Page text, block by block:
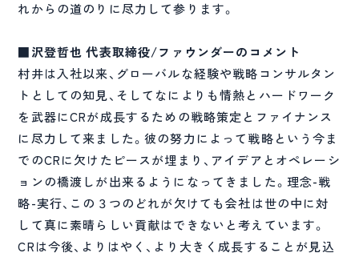
れからの道のりに尽力して参ります。
■沢登哲也 代表取締役/ファウンダーのコメント
村井は入社以来、グローバルな経験や戦略コンサルタン
トとしての知見、そしてなによりも情熱とハードワーク
を武器にCRが成長するための戦略策定とファイナンス
に尽力して来ました。彼の努力によって戦略という今ま
でのCRに欠けたピースが埋まり、アイデアとオペレーシ
ョンの橋渡しが出来るようになってきました。理念-戦
略-実行、この３つのどれが欠けても会社は世の中に対
して真に素晴らしい貢献はできないと考えています。
CRは今後、よりはやく、より大きく成長することが見込